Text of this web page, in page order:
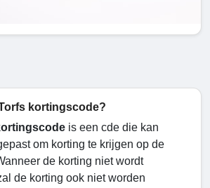
kortingscode?
is een cde die kan
om korting te krijgen op de
de korting niet wordt
de korting ook niet worden